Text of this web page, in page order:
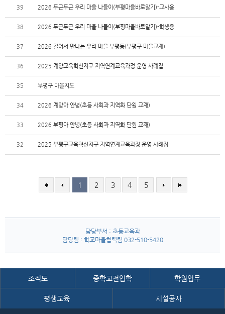
39 2026 두근두근 우리 마을 나들이(부평마을바로알기)-교사용
38 2026 두근두근 우리 마을 나들이(부평마을바로알기)-학생용
37 2026 걸어서 만나는 우리 마을 부평동(부평구 마을교재)
36 2025 계양교육혁신지구 지역연계교육과정 운영 사례집
35 부평구 마을지도
34 2026 계양아 안녕(초등 사회과 지역화 단원 교재)
33 2026 부평아 안녕(초등 사회과 지역화 단원 교재)
32 2025 부평구교육혁신지구 지역연계교육과정 운영 사례집
1 2 3 4 5
담당부서 : 초등교육과
담당팀 : 학교마을협력팀 032-510-5420
조직도 중학교전입학 학원업무
평생교육 시설공사